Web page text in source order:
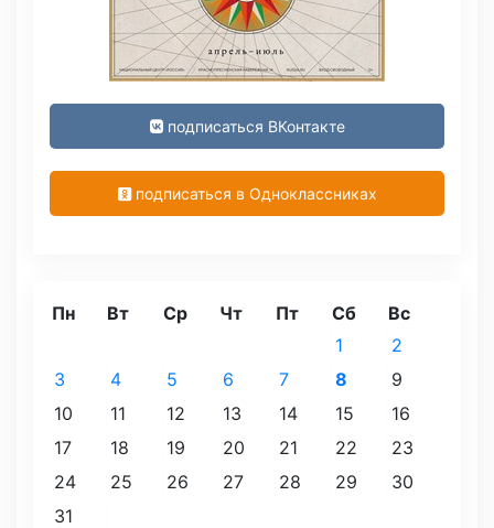
подписаться ВКонтакте
подписаться в Одноклассниках
Пн Вт Ср Чт Пт Сб Вс
1
2
3
4 5 6 7 8
9
10
11 12 13 14 15
16
17
18 19 20 21 22
23
24
25 26 27 28 29
30
31